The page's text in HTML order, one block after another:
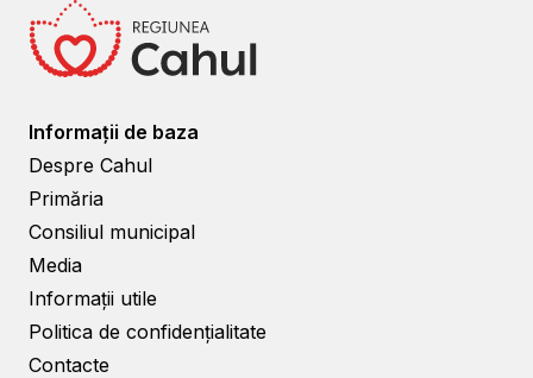
Informații de baza
Despre Cahul
Primăria
Consiliul municipal
Media
Informații utile
Politica de confidențialitate
Contacte